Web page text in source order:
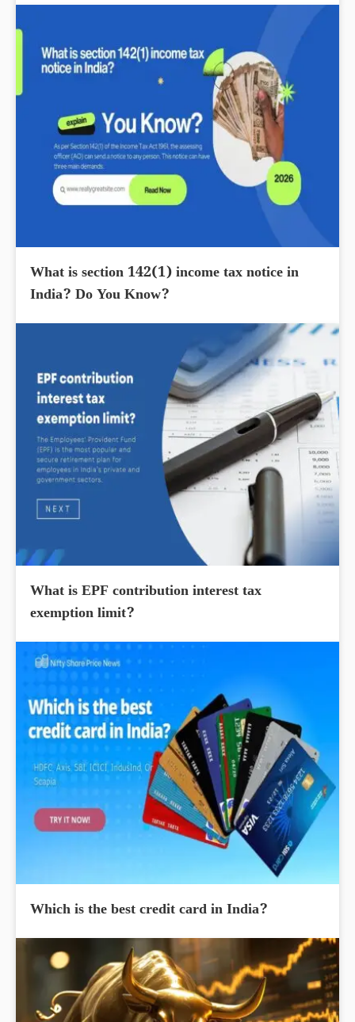
What is section 142(1) income tax notice in
India? Do You Know?
What is EPF contribution interest tax
exemption limit?
Which is the best credit card in India?